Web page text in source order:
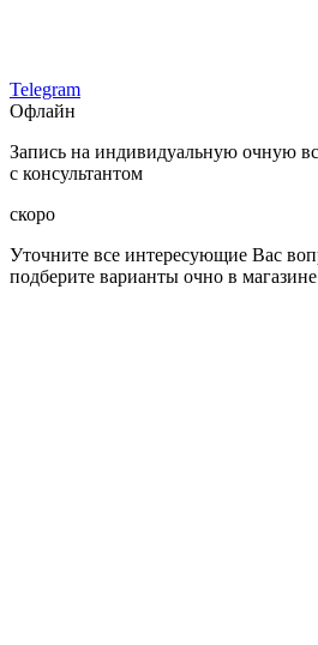
Telegram
Офлайн
Запись на индивидуальную очную
с консультантом
скоро
Уточните все интересующие Вас
подберите варианты очно в